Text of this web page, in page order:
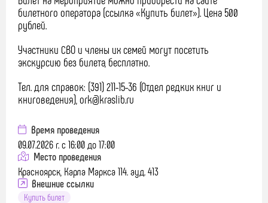
билетного оператора (ссылка «Купить билет»). Цена 500
рублей.
Участники СВО и члены их семей могут посетить
экскурсию без билета, бесплатно.
Тел. для справок: (391) 211-15-36 (Отдел редких книг и
книговедения), ork@kraslib.ru
Время проведения
09.07.2026 г. с 16:00 до 17:00
Место проведения
Красноярск, Карла Маркса 114. ауд. 413
Внешние ссылки
Купить билет